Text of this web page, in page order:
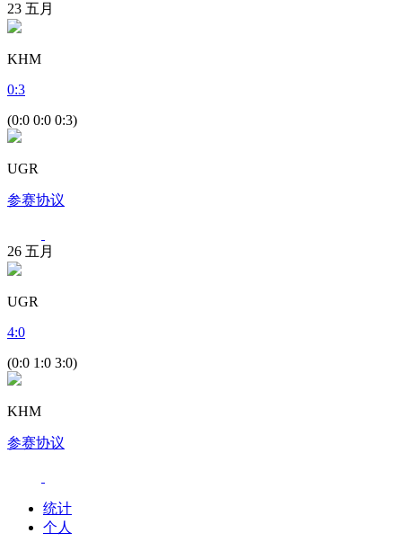
23 五月
KHM
0:3
(0:0 0:0 0:3)
UGR
参赛协议
26 五月
UGR
4:0
(0:0 1:0 3:0)
KHM
参赛协议
统计
个人